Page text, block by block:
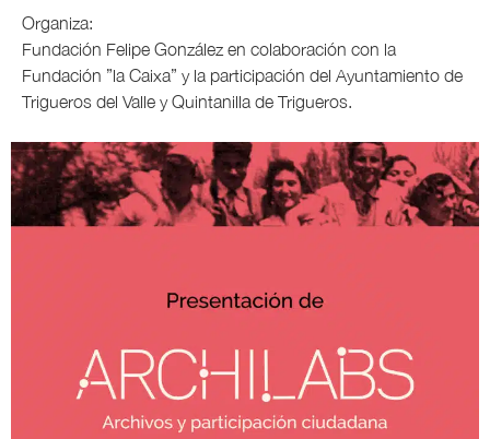
Organiza:
Fundación Felipe González en colaboración con la
Fundación ”la Caixa” y la participación del Ayuntamiento de
Trigueros del Valle y Quintanilla de Trigueros.